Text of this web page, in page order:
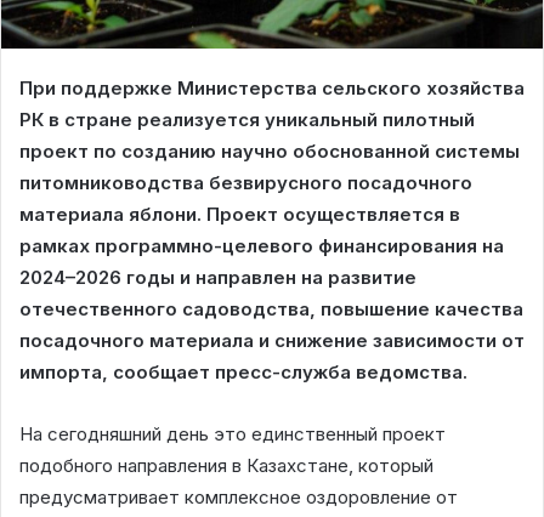
При поддержке Министерства сельского хозяйства
РК в стране реализуется уникальный пилотный
проект по созданию научно обоснованной системы
питомниководства безвирусного посадочного
материала яблони. Проект осуществляется в
рамках программно-целевого финансирования на
2024–2026 годы и направлен на развитие
отечественного садоводства, повышение качества
посадочного материала и снижение зависимости от
импорта, сообщает пресс-служба ведомства.
На сегодняшний день это единственный проект
подобного направления в Казахстане, который
предусматривает комплексное оздоровление от